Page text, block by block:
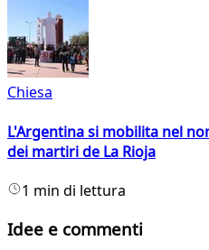
Chiesa
L'Argentina si mobilita nel
dei martiri de La Rioja
1 min di lettura
Idee e commenti